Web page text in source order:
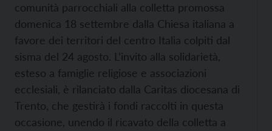
comunità parrocchiali alla colletta promossa
domenica 18 settembre dalla Chiesa italiana a
favore dei territori del centro Italia colpiti dal
sisma del 24 agosto. L’invito alla solidarietà,
esteso a famiglie religiose e associazioni
ecclesiali, è rilanciato dalla Caritas diocesana di
Trento, che gestirà i fondi raccolti in questa
occasione, unendo il ricavato della colletta a